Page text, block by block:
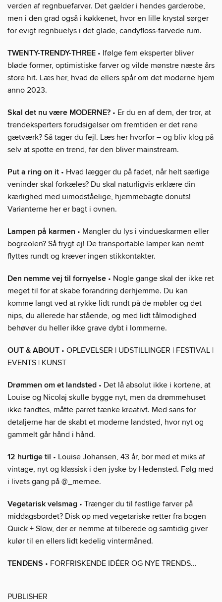
verden af regnbuefarver. Det gælder i hendes garderobe,
men i den grad også i køkkenet, hvor en lille krystal sørger
for evigt regnbuelys i det glade, candyfloss-farvede rum.
TWENTY-TRENDY-THREE • Ifølge fem eksperter bliver
bløde former, optimistiske farver og vilde mønstre næste års
store hit. Læs her, hvad de ellers spår om det moderne hjem
anno 2023.
Skal det nu være MODERNE? • Er du en af dem, der tror, at
trendeksperters forudsigelser om fremtiden er det rene
gætværk? Så tager du fejl. Læs her hvorfor – og bliv klog på
selv at spotte en trend, før den bliver mainstream.
Put a ring on it • Hvad lægger du på fadet, når helt særlige
veninder skal forkæles? Du skal naturligvis erklære din
kærlighed med uimodståelige, hjemmebagte donuts!
Varianterne her er bagt i ovnen.
Lampen på karmen • Mangler du lys i vindueskarmen eller
bogreolen? Så frygt ej! De transportable lamper kan nemt
flyttes rundt og kræver ingen stikkontakter.
Den nemme vej til fornyelse • Nogle gange skal der ikke ret
meget til for at skabe forandring derhjemme. Du kan
komme langt ved at rykke lidt rundt på de møbler og det
nips, du allerede har stående, og med lidt tålmodighed
behøver du heller ikke grave dybt i lommerne.
OUT & ABOUT • OPLEVELSER | UDSTILLINGER | FESTIVAL |
EVENTS | KUNST
Drømmen om et landsted • Det lå absolut ikke i kortene, at
Louise og Nicolaj skulle bygge nyt, men da drømmehuset
ikke fandtes, måtte parret tænke kreativt. Med sans for
detaljerne har de skabt et moderne landsted, hvor nyt og
gammelt går hånd i hånd.
12 hurtige til • Louise Johansen, 43 år, bor med et miks af
vintage, nyt og klassisk i den jyske by Hedensted. Følg med
i livets gang på @_mernee.
Vegetarisk velsmag • Trænger du til festlige farver på
middagsbordet? Disk op med vegetariske retter fra bogen
Quick + Slow, der er nemme at tilberede og samtidig giver
kulør til en ellers lidt kedelig vintermåned.
TENDENS • FORFRISKENDE IDÉER OG NYE TRENDS...
PUBLISHER